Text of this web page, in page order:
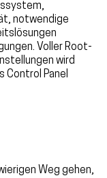
notwendige
Voller Root-
wird
Control Panel
Weg gehen,